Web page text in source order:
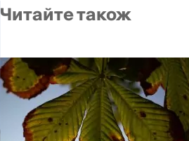
Читайте також